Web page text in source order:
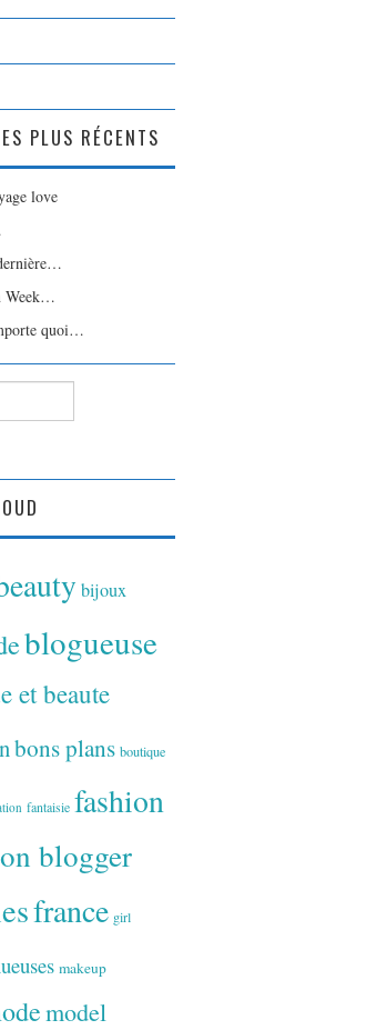
PLUS RÉCENTS
love
Week…
quoi…
bijoux
blogueuse
et beaute
bons plans boutique
fantaisie fashion
blogger
france girl
makeup
model